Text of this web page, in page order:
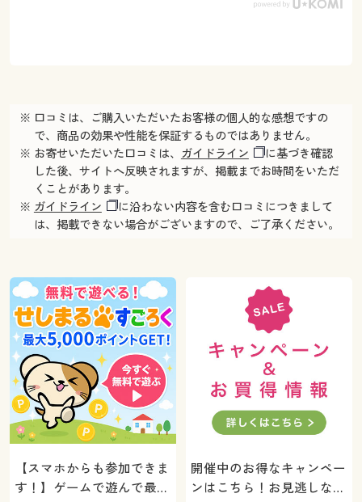
※ 口コミは、ご購入いただいたお客様の個人的な感想ですの
で、商品の効果や性能を保証するものではありません。
※ お寄せいただいた口コミは、 ガイドライン
に基づき確認
した後、サイトへ反映されますが、掲載までお時間をいただ
くことがあります。
※ ガイドライン
に沿わない内容を含む口コミにつきまして
は、掲載できない場合がございますので、ご了承ください。
【スマホからも参加できま
す！】ゲームで遊んで最大
開催中のお得なキャンペー
ンはこちら！お見逃しな